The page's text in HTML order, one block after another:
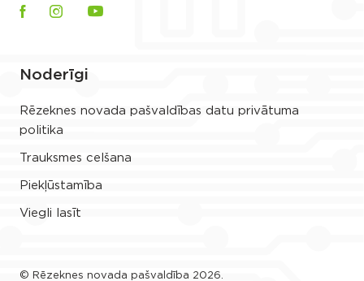
Noderīgi
Rēzeknes novada pašvaldības datu privātuma
politika
Trauksmes celšana
Piekļūstamība
Viegli lasīt
© Rēzeknes novada pašvaldība 2026.